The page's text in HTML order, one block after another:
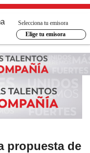
Selecciona tu emisora
Elige tu emisora
propuesta de